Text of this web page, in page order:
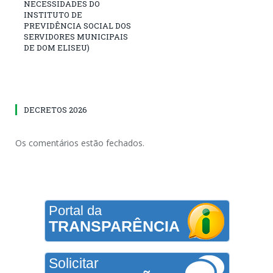
NECESSIDADES DO
INSTITUTO DE
PREVIDÊNCIA SOCIAL DOS
SERVIDORES MUNICIPAIS
DE DOM ELISEU)
DECRETOS 2026
Os comentários estão fechados.
Portal da
TRANSPARÊNCIA
Solicitar